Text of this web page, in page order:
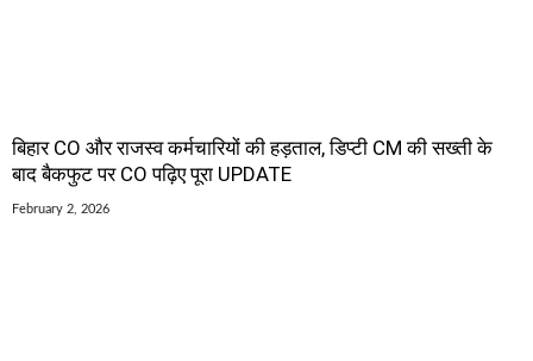
बिहार CO और राजस्व कर्मचारियों की हड़ताल, डिप्टी CM की सख्ती के
बाद बैकफुट पर CO पढ़िए पूरा UPDATE
February 2, 2026